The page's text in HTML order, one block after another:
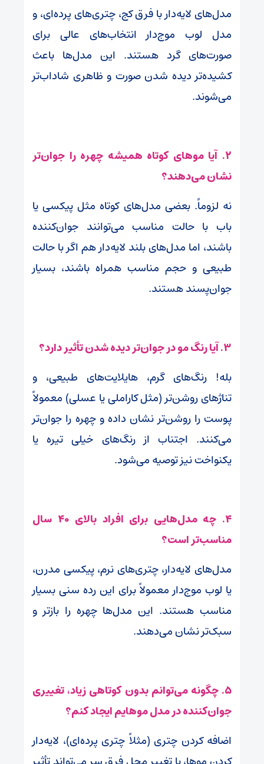
مدل‌های لایه‌دار با فرق کج، چتری‌های پرده‌ای، و
مدل لوب موج‌دار انتخاب‌های عالی برای
صورت‌های گرد هستند. این مدل‌ها باعث
کشیده‌تر دیده شدن صورت و ظاهری شاداب‌تر
می‌شوند.
۲. آیا موهای کوتاه همیشه چهره را جوان‌تر
نشان می‌دهند؟
نه لزوماً. بعضی مدل‌های کوتاه مثل پیکسی یا
باب با حالت مناسب می‌توانند جوان‌کننده
باشند، اما مدل‌های بلند لایه‌دار هم اگر با حالت
طبیعی و حجم مناسب همراه باشند، بسیار
جوان‌پسند هستند.
۳. آیا رنگ مو در جوان‌تر دیده شدن تأثیر دارد؟
بله! رنگ‌های گرم، هایلایت‌های طبیعی، و
تناژهای روشن‌تر (مثل کاراملی یا عسلی) معمولاً
پوست را روشن‌تر نشان داده و چهره را جوان‌تر
می‌کنند. اجتناب از رنگ‌های خیلی تیره یا
یکنواخت نیز توصیه می‌شود.
۴. چه مدل‌هایی برای افراد بالای ۴۰ سال
مناسب‌تر است؟
مدل‌های لایه‌دار، چتری‌های نرم، پیکسی مدرن،
یا لوب موج‌دار معمولاً برای این رده سنی بسیار
مناسب هستند. این مدل‌ها چهره را بازتر و
سبک‌تر نشان می‌دهند.
۵. چگونه می‌توانم بدون کوتاهی زیاد، تغییری
جوان‌کننده در مدل موهایم ایجاد کنم؟
اضافه کردن چتری (مثلاً چتری پرده‌ای)، لایه‌دار